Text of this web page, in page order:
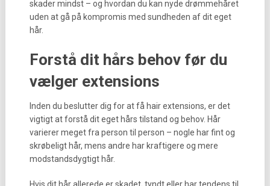
skader mindst – og hvordan du kan nyde drømmehåret
uden at gå på kompromis med sundheden af dit eget
hår.
Forstå dit hårs behov før du
vælger extensions
Inden du beslutter dig for at få hair extensions, er det
vigtigt at forstå dit eget hårs tilstand og behov. Hår
varierer meget fra person til person – nogle har fint og
skrøbeligt hår, mens andre har kraftigere og mere
modstandsdygtigt hår.